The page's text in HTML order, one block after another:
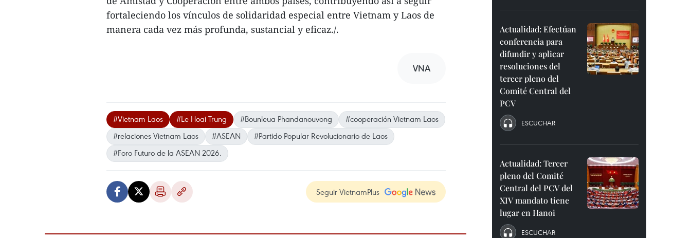
fortaleciendo los vínculos de solidaridad especial entre Vietnam y Laos de
manera cada vez más profunda, sustancial y eficaz./.
VNA
#Vietnam Laos #Le Hoai Trung #Bounleua Phandanouvong
#cooperación Vietnam Laos
#relaciones Vietnam Laos
#ASEAN
#Partido Popular Revolucionario de Laos
#Foro Futuro de la ASEAN 2026.
Seguir VietnamPlus
Actualidad: Efectúan
conferencia para
difundir y aplicar
resoluciones del
tercer pleno del
Comité Central del
PCV
ESCUCHAR
Actualidad: Tercer
pleno del Comité
Central del PCV del
XIV mandato tiene
lugar en Hanoi
ESCUCHAR